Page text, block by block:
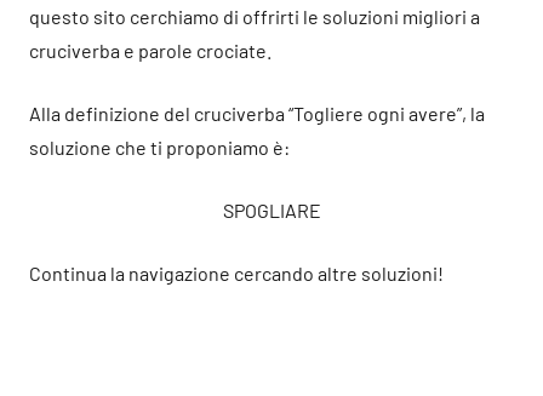
questo sito cerchiamo di offrirti le soluzioni migliori a
cruciverba e parole crociate.
Alla definizione del cruciverba “Togliere ogni avere”, la
soluzione che ti proponiamo è:
SPOGLIARE
Continua la navigazione cercando altre soluzioni!